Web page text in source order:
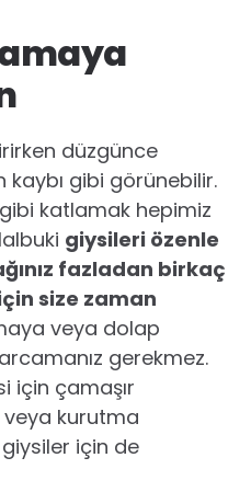
düzgünce
gibi görünebilir.
katlamak hepimiz
giysileri özenle
fazladan birkaç
size zaman
veya dolap
gerekmez.
için çamaşır
veya kurutma
giysiler için de